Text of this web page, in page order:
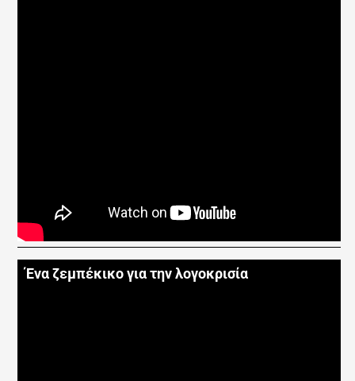
Ένα ζεμπέκικο για την λογοκρισία